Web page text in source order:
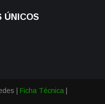
ÚNICOS
| Ficha Técnica